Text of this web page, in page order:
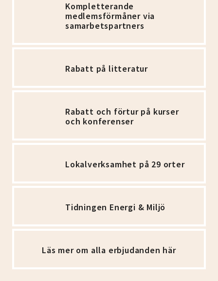
Kompletterande
medlemsförmåner via
samarbetspartners
Rabatt på litteratur
Rabatt och förtur på kurser
och konferenser
Lokalverksamhet på 29 orter
Tidningen Energi & Miljö
Läs mer om alla erbjudanden här